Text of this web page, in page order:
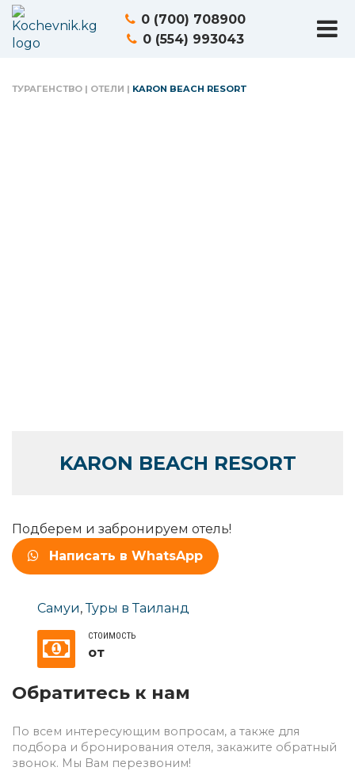
0 (700) 708900
0 (554) 993043
ТУРАГЕНСТВО | ОТЕЛИ | KARON BEACH RESORT
KARON BEACH RESORT
Подберем и забронируем отель!
Написать в WhatsApp
Самуи,Туры в Таиланд
СТОИМОСТЬ
от
Обратитесь к нам
По всем интересующим вопросам, а также для
подбора и бронирования отеля, закажите обратный
звонок. Мы Вам перезвоним!